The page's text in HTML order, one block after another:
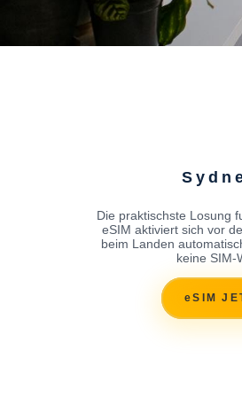
Die praktischste Losung
eSIM aktiviert sich vor
beim Landen
keine SIM-
eSIM